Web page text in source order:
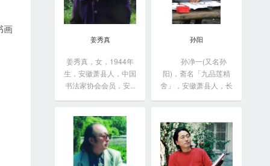
画
姜秀真
姜秀真，女，1944年
生，安徽萧县人，中国
书法家协会会员，安...
孙阳
孙净一(又名孙
阳)，斋名「九品莲精
舍」，安徽萧县人，长